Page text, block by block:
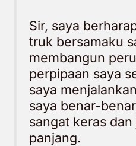
Sir, saya
truk bersamaku
membangun
perpipaan saya
saya
saya benar-
sangat keras
panjang.